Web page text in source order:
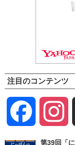
注目のコンテンツ
Facebook
第39回「